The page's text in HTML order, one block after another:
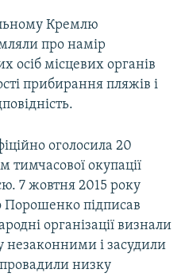
Кремлю
про намір
осіб місцевих органів
прибирання пляжів і
оголосила 20
тимчасової окупації
7 жовтня 2015 року
Порошенко підписав
організації визнали
незаконними і засудили
низку